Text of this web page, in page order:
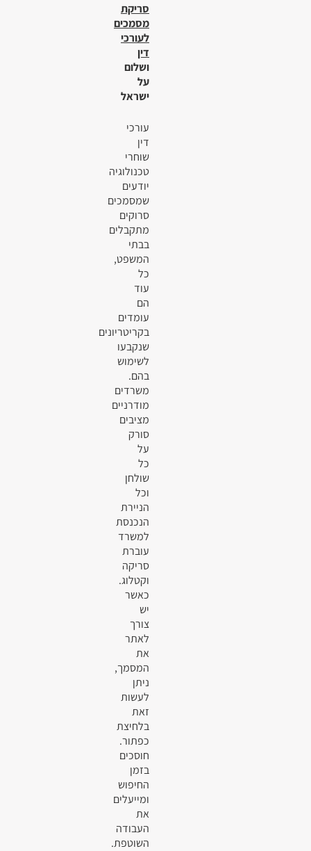
סריקת
מסמכים
לעורכי
דין
ושלום
על
ישראל
עורכי
דין
שוחרי
טכנולוגיה
יודעים
שמסמכים
סרוקים
מתקבלים
בבתי
המשפט,
כל
עוד
הם
עומדים
בקריטריונים
שנקבעו
לשימוש
בהם.
משרדים
מודרניים
מציבים
סורק
על
כל
שולחן
וכל
הניירת
הנכנסת
למשרד
עוברת
סריקה
וקטלוג.
כאשר
יש
צורך
לאתר
את
המסמך,
ניתן
לעשות
זאת
בלחיצת
כפתור.
חוסכים
בזמן
החיפוש
ומייעלים
את
העבודה
השוטפת.